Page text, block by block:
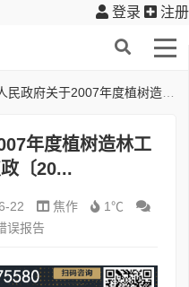
登录 注册
关于2007年度植树造林工作的意见(焦政〔20...
年度植树造林工
〔20...
22 焦作
1℃
误报告